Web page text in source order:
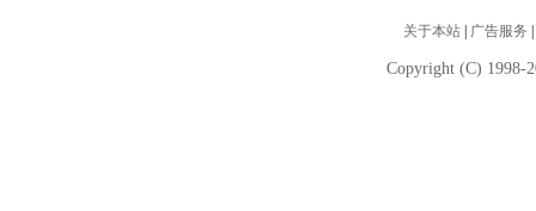
关于本站 广告服务
Copyright (C) 1998-